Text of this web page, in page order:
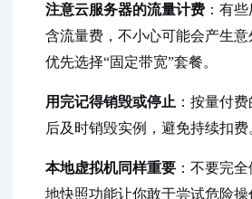
注意云服务器的流量计费 ：有
含流量费，不小心可能会产生
优先选择“固定带宽”套餐。
用完记得销毁或停止 ：按量付
后及时销毁实例，避免持续扣费
本地虚拟机同样重要 ：不要完
地快照功能让你敢于尝试危险操